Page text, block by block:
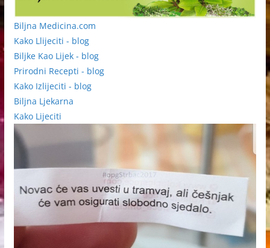
Biljna Medicina.com
Kako Llijeciti - blog
Biljke Kao Lijek - blog
Prirodni Recepti - blog
Kako Izlijeciti - blog
Biljna Ljekarna
Kako Lijeciti